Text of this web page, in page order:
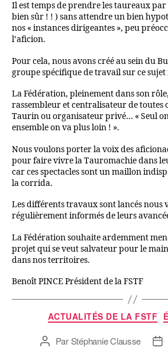
Il est temps de prendre les taureaux par
bien sûr ! ! ) sans attendre un bien
nos « instances dirigeantes », peu
l’aficion.
Pour cela, nous avons créé au sein du
groupe spécifique de travail sur ce sujet
La Fédération, pleinement dans son
rassembleur et centralisateur de toutes
Taurin ou organisateur privé… « Seul
ensemble on va plus loin ! ».
Nous voulons porter la voix des
pour faire vivre la Tauromachie dans
car ces spectacles sont un maillon
la corrida.
Les différents travaux sont lancés nous
régulièrement informés de leurs
La Fédération souhaite ardemment
projet qui se veut salvateur pour le
dans nos territoires.
Benoît PINCE Président de la FSTF
ACTUALITÉS DE LA FSTF
ParStéphanie Clausse